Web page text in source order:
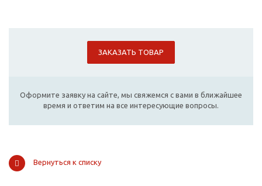
ЗАКАЗАТЬ ТОВАР
Оформите заявку на сайте, мы свяжемся с вами в ближайшее
время и ответим на все интересующие вопросы.
Вернуться к списку